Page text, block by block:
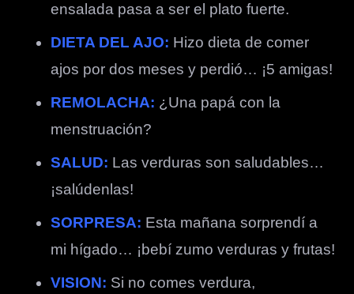
ensalada pasa a ser el plato fuerte.
DIETA DEL AJO: Hizo dieta de comer
ajos por dos meses y perdió… ¡5 amigas!
REMOLACHA: ¿ Una papá con la
menstruación?
SALUD: Las verduras son saludables…
¡salúdenlas!
SORPRESA: Esta mañana sorprendí a
mi hígado… ¡bebí zumo verduras y frutas!
VISION: Si no comes verdura,